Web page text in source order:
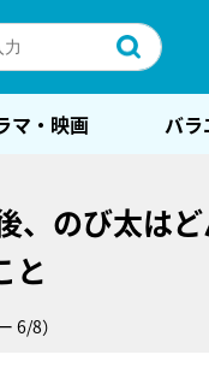
マ・映画 バラ
、のび太は
と
6/8）